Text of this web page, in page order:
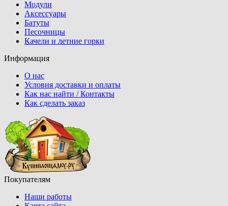
Модули
Аксессуары
Батуты
Песочницы
Качели и летние горки
Информация
О нас
Условия доставки и оплаты
Как нас найти / Контакты
Как сделать заказ
Покупателям
Наши работы